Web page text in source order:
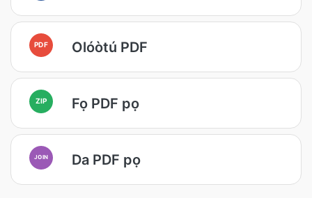
PDF Olóòtú PDF
ZIP Fọ PDF pọ
JOIN Da PDF pọ